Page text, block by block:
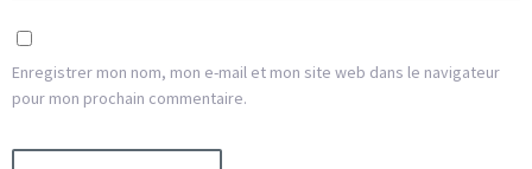
Enregistrer mon nom, mon e-mail et mon site web dans le navigateur
pour mon prochain commentaire.